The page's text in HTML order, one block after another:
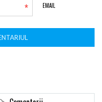
EMAIL
*